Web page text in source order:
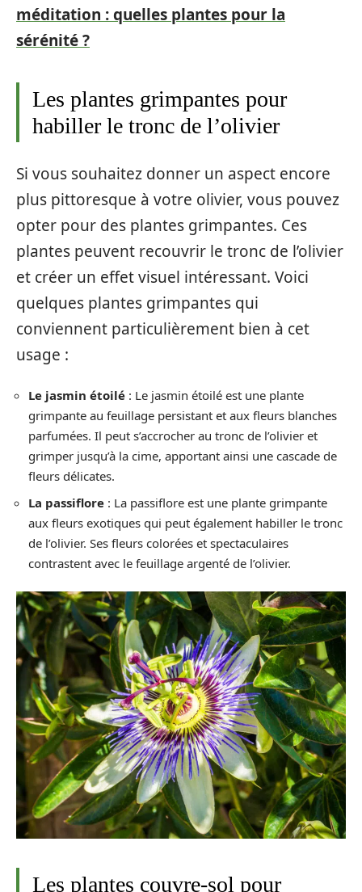
méditation : quelles plantes pour la
sérénité ?
Les plantes grimpantes pour
habiller le tronc de l’olivier
Si vous souhaitez donner un aspect encore
plus pittoresque à votre olivier, vous pouvez
opter pour des plantes grimpantes. Ces
plantes peuvent recouvrir le tronc de l’olivier
et créer un effet visuel intéressant. Voici
quelques plantes grimpantes qui
conviennent particulièrement bien à cet
usage :
Le jasmin étoilé : Le jasmin étoilé est une plante
grimpante au feuillage persistant et aux fleurs blanches
parfumées. Il peut s’accrocher au tronc de l’olivier et
grimper jusqu’à la cime, apportant ainsi une cascade de
fleurs délicates.
La passiflore : La passiflore est une plante grimpante
aux fleurs exotiques qui peut également habiller le tronc
de l’olivier. Ses fleurs colorées et spectaculaires
contrastent avec le feuillage argenté de l’olivier.
Les plantes couvre-sol pour